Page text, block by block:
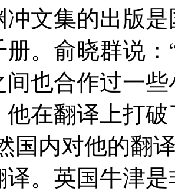
冲文集的出版
册。俞晓群说
间也合作过一
他在翻译上打
国内对他的翻
译。英国牛津